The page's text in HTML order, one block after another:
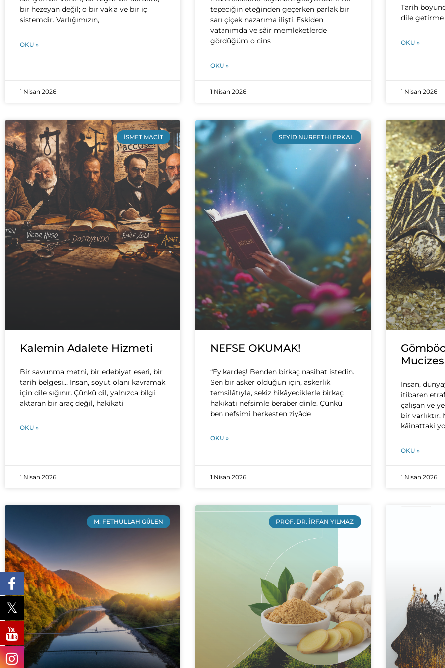
bir hezeyan değil; o bir vak’a ve bir iç
sistemdir. Varlığımızın,
OKU »
1 Nisan 2026
tepeciğin eteğinden geçerken parlak bir
sarı çiçek nazarıma ilişti. Eskiden
vatanımda ve sâir memleketlerde
gördüğüm o cins
OKU »
1 Nisan 2026
Tarih
dile getirme
OKU »
1 Nisan 2026
İSMET MACIT
Kalemin Adalete Hizmeti
Bir savunma metni, bir edebiyat eseri, bir
tarih belgesi… İnsan, soyut olanı kavramak
için dile sığınır. Çünkü dil, yalnızca bilgi
aktaran bir araç değil, hakikati
OKU »
1 Nisan 2026
SEYID NURFETHI ERKAL
NEFSE OKUMAK!
“Ey kardeş! Benden birkaç nasihat istedin.
Sen bir asker olduğun için, askerlik
temsilâtıyla, sekiz hikâyeciklerle birkaç
hakikati nefsimle beraber dinle. Çünkü
ben nefsimi herkesten ziyâde
OKU »
1 Nisan 2026
İnsan,
itibaren
çalışan ve
bir varlıktır.
kâinattaki
OKU »
1 Nisan 2026
M. FETHULLAH GÜLEN PROF. DR. İRFAN YILMAZ